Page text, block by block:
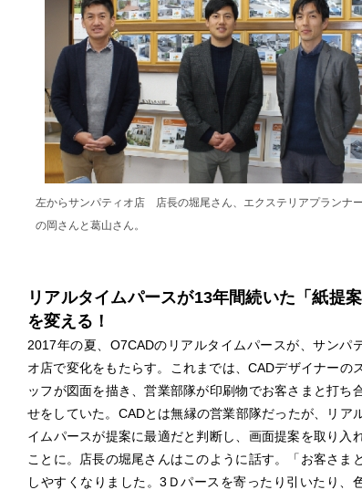
左からサンパティオ店 店長の堀尾さん、エクステリアプランナー
の岡さんと葛山さん。
リアルタイムパースが13年間続いた「紙提案
を変える！
2017年の夏、O7CADのリアルタイムパースが、サンパ
オ店で変化をもたらす。これまでは、CADデザイナーの
ッフが図面を描き、営業部隊が印刷物でお客さまと打ち
せをしていた。CADとは無縁の営業部隊だったが、リア
イムパースが提案に最適だと判断し、画面提案を取り入
ことに。店長の堀尾さんはこのように話す。「お客さま
しやすくなりました。3Ｄパースを寄ったり引いたり、